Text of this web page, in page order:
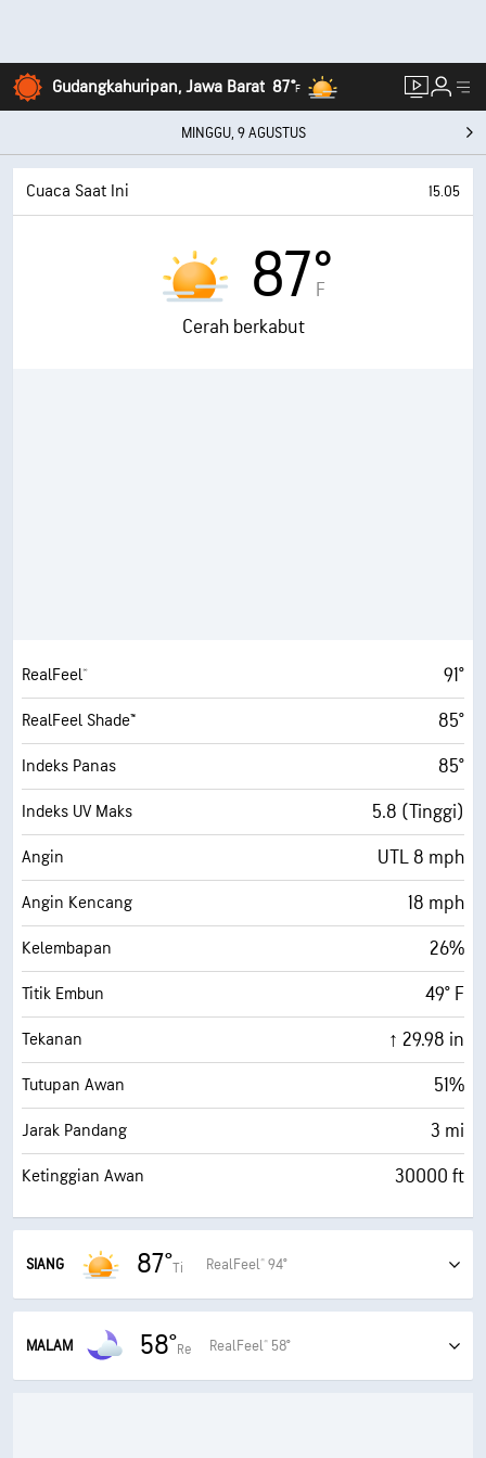
Gudangkahuripan, Jawa Barat 87°F
MINGGU, 9 AGUSTUS
Cuaca Saat Ini 15.05
87°
F
Cerah berkabut
RealFeel® 91°
RealFeel Shade™ 85°
Indeks Panas 85°
Indeks UV Maks 5.8 (Tinggi)
Angin UTL 8 mph
Angin Kencang 18 mph
Kelembapan 26%
Titik Embun 49° F
Tekanan ↑ 29.98 in
Tutupan Awan 51%
Jarak Pandang 3 mi
Ketinggian Awan 30000 ft
SIANG 87°Ti RealFeel® 94°
Cerah berkabut
RealFeel®
94°
MALAM 58°Re RealFeel® 58°